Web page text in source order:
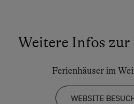
Weitere Infos
Ferienhäuser im
WEBSITE